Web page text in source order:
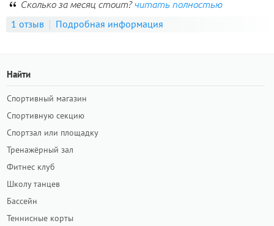
Сколько за месяц стоит? читать полностью
1 отзыв Подробная информация
Найти
Спортивный магазин
Спортивную секцию
Спортзал или площадку
Тренажёрный зал
Фитнес клуб
Школу танцев
Бассейн
Теннисные корты